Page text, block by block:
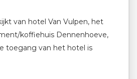
van hotel Van Vulpen, het
koffiehuis Dennenhoeve,
toegang van het hotel is